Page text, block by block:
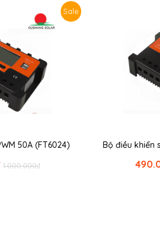
Sale
50A (FT6024)
₫
1.000.000
Bộ điều khiển